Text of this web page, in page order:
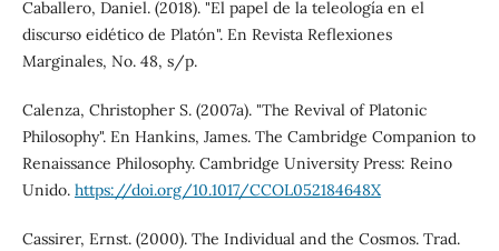
Caballero, Daniel. (2018). "El papel de la teleología en el
discurso eidético de Platón". En Revista Reflexiones
Marginales, No. 48, s/p.
Calenza, Christopher S. (2007a). "The Revival of Platonic
Philosophy". En Hankins, James. The Cambridge Companion to
Renaissance Philosophy. Cambridge University Press: Reino
Unido. https://doi.org/10.1017/CCOL052184648X
Cassirer, Ernst. (2000). The Individual and the Cosmos. Trad.